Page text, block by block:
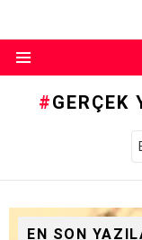
GERÇEK
EN SON